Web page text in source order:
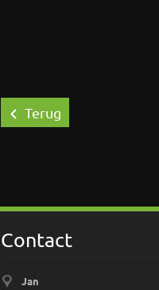
Terug
Contact
Jan